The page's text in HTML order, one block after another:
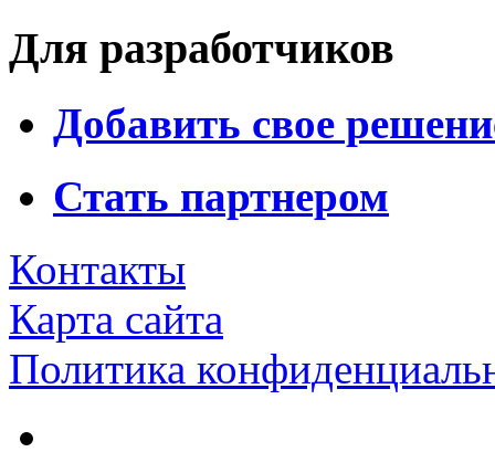
Для разработчиков
Добавить свое
Стать партнером
Контакты
Карта сайта
Политика